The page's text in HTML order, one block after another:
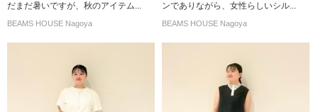
だまだ暑いですが、秋のアイテム...
BEAMS HOUSE Nagoya
ンでありながら、女性らしいシル...
BEAMS HOUSE Nagoya